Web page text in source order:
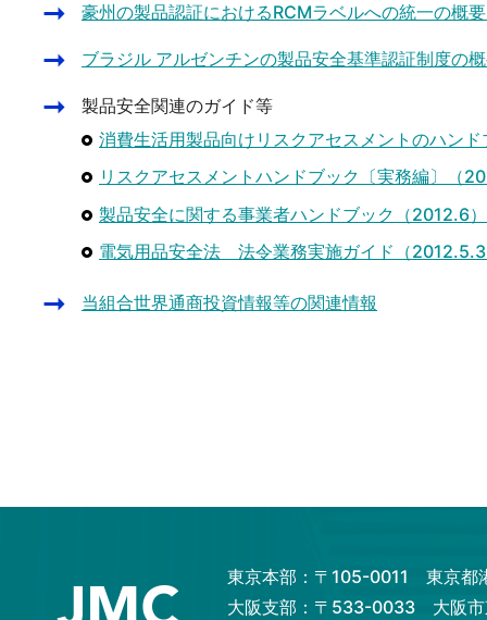
豪州の製品認証におけるRCMラベルへの統一の概
ブラジル アルゼンチンの製品安全基準認証制度の
製品安全関連のガイド等
消費生活用製品向けリスクアセスメントのハン
リスクアセスメントハンドブック〔実務編〕（
製品安全に関する事業者ハンドブック（2012.6）
電気用品安全法 法令業務実施ガイド（
当組合世界通商投資情報等の関連情報
東京本部：〒105-0011 東京都
大阪支部：〒533-0033 大阪市